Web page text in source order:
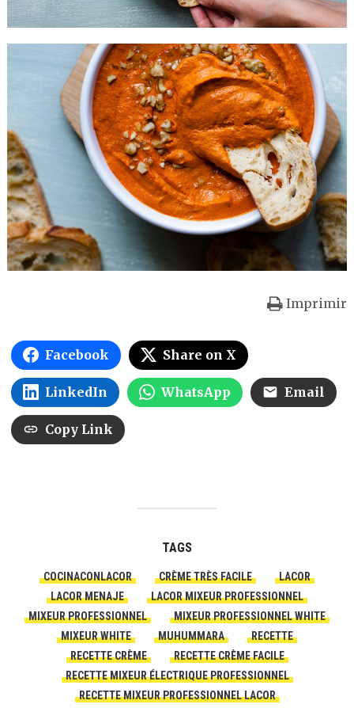
Imprimir
Facebook Share on X
LinkedIn WhatsApp Email
Copy Link
TAGS
COCINACONLACOR CRÈME TRÈS FACILE
LACOR
LACOR MENAJE
LACOR MIXEUR PROFESSIONNEL
MIXEUR PROFESSIONNEL
MIXEUR PROFESSIONNEL WHITE
MIXEUR WHITE
MUHUMMARA
RECETTE
RECETTE CRÈME
RECETTE CRÈME FACILE
RECETTE MIXEUR ÉLECTRIQUE PROFESSIONNEL
RECETTE MIXEUR PROFESSIONNEL LACOR